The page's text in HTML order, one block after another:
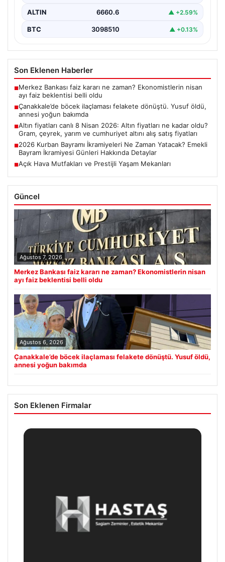
ALTIN 6660.6 ▲ +2.59%
BTC 3098510 ▲ +0.13%
Son Eklenen Haberler
■Merkez Bankası faiz kararı ne zaman? Ekonomistlerin nisan
ayı faiz beklentisi belli oldu
■Çanakkale’de böcek ilaçlaması felakete dönüştü. Yusuf öldü,
annesi yoğun bakımda
■Altın fiyatları canlı 8 Nisan 2026: Altın fiyatları ne kadar oldu?
Gram, çeyrek, yarım ve cumhuriyet altını alış satış fiyatları
■2026 Kurban Bayramı İkramiyeleri Ne Zaman Yatacak? Emekli
Bayram İkramiyesi Günleri Hakkında Detaylar
■Açık Hava Mutfakları ve Prestijli Yaşam Mekanları
Güncel
Ağustos 7, 2026
Merkez Bankası faiz kararı ne zaman? Ekonomistlerin nisan
ayı faiz beklentisi belli oldu
Ağustos 6, 2026
Çanakkale’de böcek ilaçlaması felakete dönüştü. Yusuf öldü,
annesi yoğun bakımda
Son Eklenen Firmalar